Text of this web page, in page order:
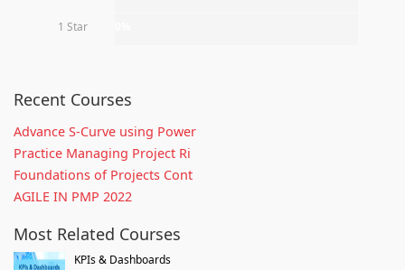
1 Star
Recent Courses
Advance S-Curve using Power
Practice Managing Project Ri
Foundations of Projects Cont
AGILE IN PMP 2022
Most Related Courses
KPIs & Dashboards